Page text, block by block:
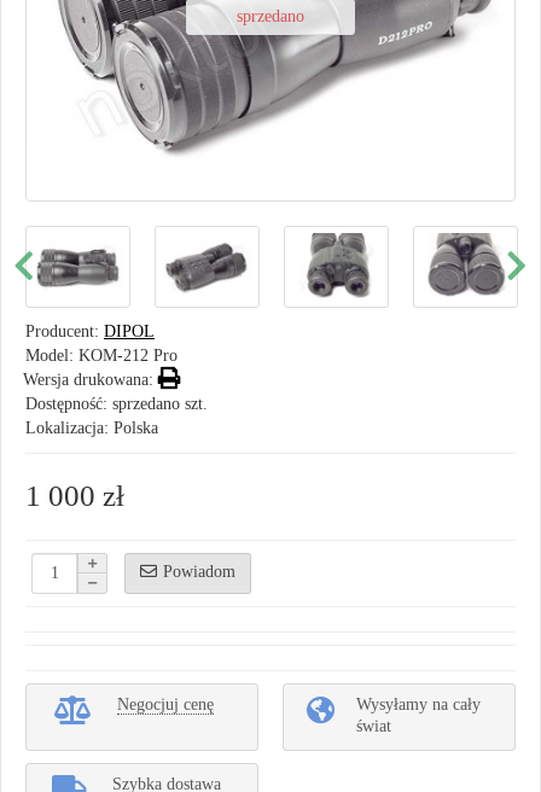
sprzedano
Producent: DIPOL
Model: KOM-212 Pro
Wersja drukowana:
Dostępność: sprzedano szt.
Lokalizacja: Polska
1 000 zł
Powiadom
Negocjuj cenę
Wysyłamy na cały
świat
Szybka dostawa